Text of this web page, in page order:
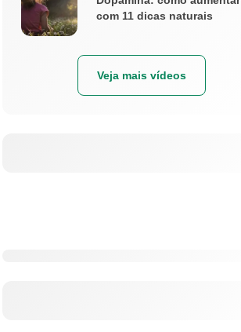
com 11 dicas naturais
Veja mais vídeos